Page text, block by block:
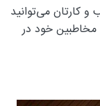
کارتان می‌توانید
مخاطبین خود در